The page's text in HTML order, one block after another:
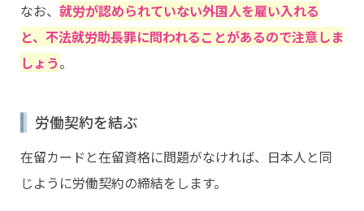
なお、 就労が認められていない外国人を雇い入れる
と、不法就労助長罪に問われることがあるので注意しま
しょう。
労働契約を結ぶ
在留カードと在留資格に問題がなければ、日本人と同
じように労働契約の締結をします。